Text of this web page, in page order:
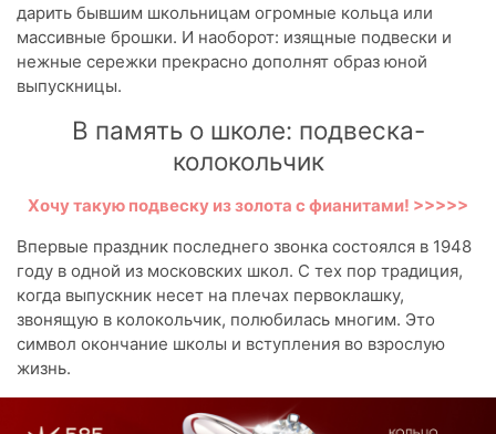
дарить бывшим школьницам огромные кольца или
массивные брошки. И наоборот: изящные подвески и
нежные сережки прекрасно дополнят образ юной
выпускницы.
В память о школе: подвеска-
колокольчик
Хочу такую подвеску из золота с фианитами! >>>>>
Впервые праздник последнего звонка состоялся в 1948
году в одной из московских школ. С тех пор традиция,
когда выпускник несет на плечах первоклашку,
звонящую в колокольчик, полюбилась многим. Это
символ окончание школы и вступления во взрослую
жизнь.